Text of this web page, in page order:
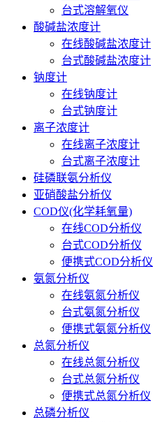
台式溶解氧仪
酸碱盐浓度计
在线酸碱盐浓度计
台式酸碱盐浓度计
钠度计
在线钠度计
台式钠度计
离子浓度计
在线离子浓度计
台式离子浓度计
硅磷联氨分析仪
亚硝酸盐分析仪
COD仪(化学耗氧量)
在线COD分析仪
台式COD分析仪
便携式COD分析仪
氨氮分析仪
在线氨氮分析仪
台式氨氮分析仪
便携式氨氮分析仪
总氮分析仪
在线总氮分析仪
台式总氮分析仪
便携式总氮分析仪
总磷分析仪